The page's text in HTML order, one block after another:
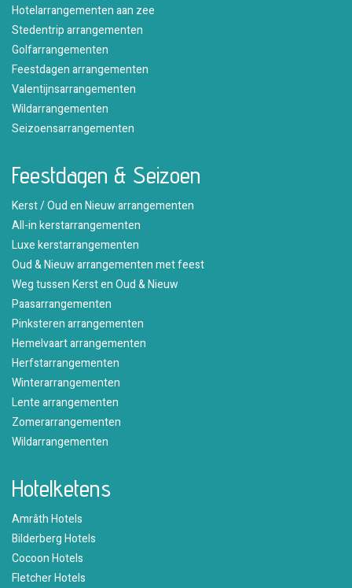
Hotelarrangementen aan zee
Stedentrip arrangementen
Golfarrangementen
Feestdagen arrangementen
Valentijnsarrangementen
Wildarrangementen
Seizoensarrangementen
Feestdagen & Seizoen
Kerst / Oud en Nieuw arrangementen
All-in kerstarrangementen
Luxe kerstarrangementen
Oud & Nieuw arrangementen met feest
Weg tussen Kerst en Oud & Nieuw
Paasarrangementen
Pinksteren arrangementen
Hemelvaart arrangementen
Herfstarrangementen
Winterarrangementen
Lente arrangementen
Zomerarrangementen
Wildarrangementen
Hotelketens
Amrâth Hotels
Bilderberg Hotels
Cocoon Hotels
Fletcher Hotels